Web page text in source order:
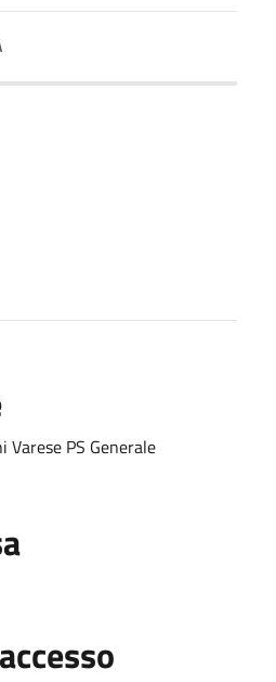
Varese PS Generale